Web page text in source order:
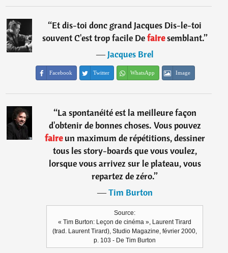
“Et dis-toi donc grand Jacques Dis-le-toi
souvent C'est trop facile Defairesemblant.”
―Jacques Brel
Facebook Twitter WhatsApp Image
“La spontanéité est la meilleure façon
d'obtenir de bonnes choses. Vous pouvez
faireun maximum de répétitions, dessiner
tous les story-boards que vous voulez,
lorsque vous arrivez sur le plateau, vous
repartez de zéro.”
―Tim Burton
Source:
« Tim Burton: Leçon de cinéma », Laurent Tirard
(trad. Laurent Tirard), Studio Magazine, février 2000,
p. 103 - De Tim Burton